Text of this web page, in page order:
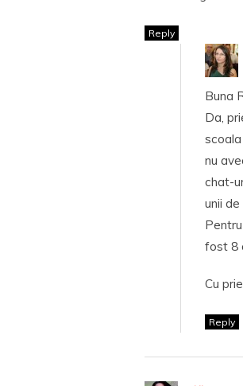
Reply
Buna
Da,
nu
chat-
unii
fost 8
Cu
Reply